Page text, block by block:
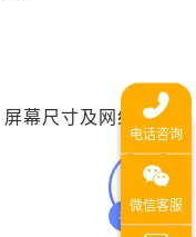
幕尺寸及网络环境